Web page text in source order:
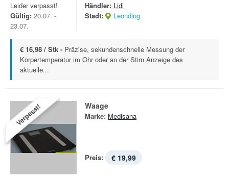
Leider verpasst!
Gültig: 20.07. -
23.07.
Händler: Lidl
Stadt:
Leonding
€ 16,98 / Stk - Präzise, sekundenschnelle Messung der
Körpertemperatur im Ohr oder an der Stirn Anzeige des
aktuelle...
Verpasst! Waage
Marke: Medisana
Preis: € 19,99